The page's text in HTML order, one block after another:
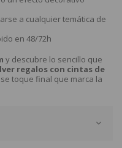
a cualquier temática de
en 48/72h
y descubre lo sencillo que
regalos con cintas de
toque final que marca la